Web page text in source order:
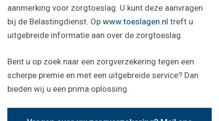
aanmerking voor zorgtoeslag. U kunt deze aanvragen
bij de Belastingdienst. Op www.toeslagen.nl treft u
uitgebreide informatie aan over de zorgtoeslag.
Bent u op zoek naar een zorgverzekering tegen een
scherpe premie en met een uitgebreide service? Dan
bieden wij u een prima oplossing.